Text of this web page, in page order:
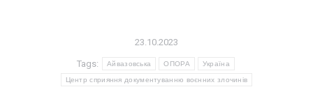
23.10.2023
Tags: Айвазовська ОПОРА Україна
Центр сприяння документуванню воєнних злочинів